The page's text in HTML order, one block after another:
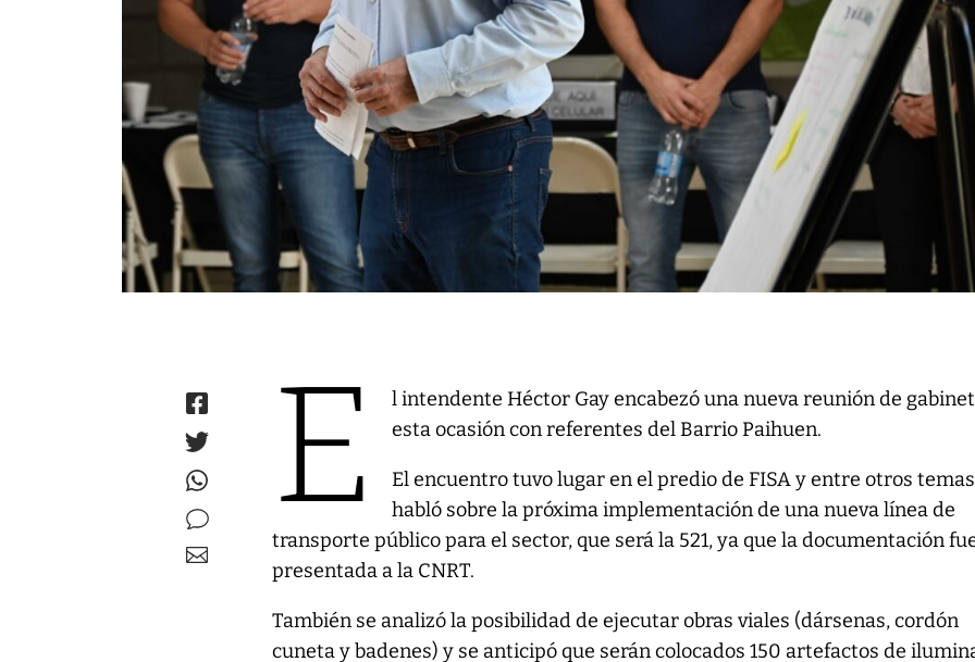
E
l intendente Héctor Gay encabezó una nueva reunión de
esta ocasión con referentes del Barrio Paihuen.
El encuentro tuvo lugar en el predio de FISA y entre otros
habló sobre la próxima implementación de una nueva línea de
transporte público para el sector, que será la 521, ya que la documentación
presentada a la CNRT.
También se analizó la posibilidad de ejecutar obras viales (dársenas, cordón
cuneta y badenes) y se anticipó que serán colocados 150 artefactos de